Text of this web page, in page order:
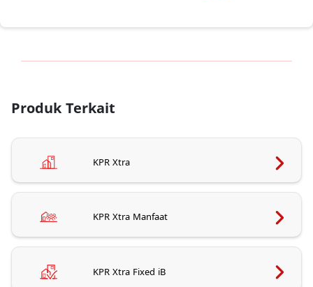
Produk Terkait
KPR Xtra
KPR Xtra Manfaat
KPR Xtra Fixed iB